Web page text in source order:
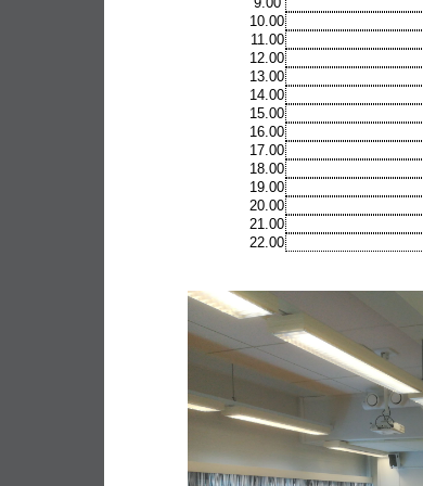
10.00
11.00
12.00
13.00
14.00
15.00
16.00
17.00
18.00
19.00
20.00
21.00
22.00